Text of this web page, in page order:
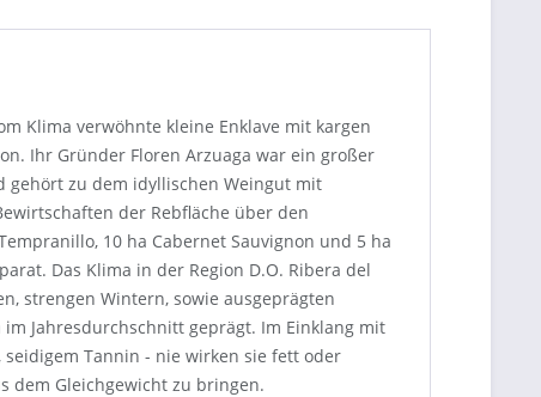
Klima verwöhnte kleine Enklave mit kargen
Ihr Gründer Floren Arzuaga war ein großer
gehört zu dem idyllischen Weingut mit
der Rebfläche über den
10 ha Cabernet Sauvignon und 5 ha
Das Klima in der Region D.O. Ribera del
strengen Wintern, sowie ausgeprägten
Jahresdurchschnitt geprägt. Im Einklang mit
Tannin - nie wirken sie fett oder
dem Gleichgewicht zu bringen.